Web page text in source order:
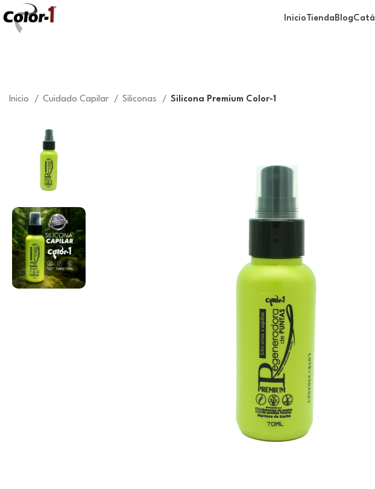
InicioTienda Blog
Inicio Cuidado Capilar Siliconas Silicona Premium Color-1